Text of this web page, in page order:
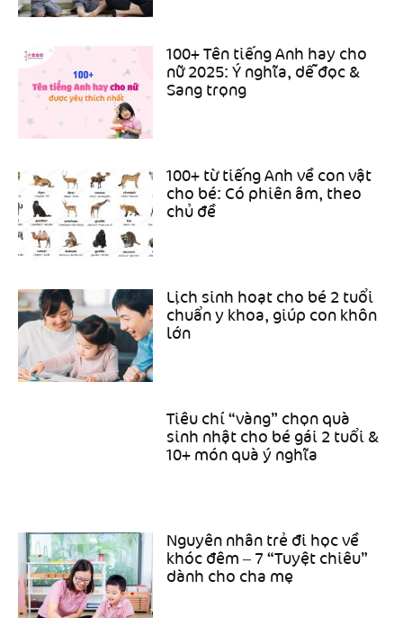
100+ Tên tiếng Anh hay cho
nữ 2025: Ý nghĩa, dễ đọc &
Sang trọng
100+ từ tiếng Anh về con vật
cho bé: Có phiên âm, theo
chủ đề
Lịch sinh hoạt cho bé 2 tuổi
chuẩn y khoa, giúp con khôn
lớn
Tiêu chí “vàng” chọn quà
sinh nhật cho bé gái 2 tuổi &
10+ món quà ý nghĩa
Nguyên nhân trẻ đi học về
khóc đêm – 7 “Tuyệt chiêu”
dành cho cha mẹ